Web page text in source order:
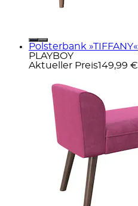
Polsterbank »TIFFANY«
PLAYBOY
Aktueller Preis149,99 €